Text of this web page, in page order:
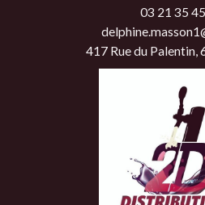
03 21 35
417 Rue du Palentin,